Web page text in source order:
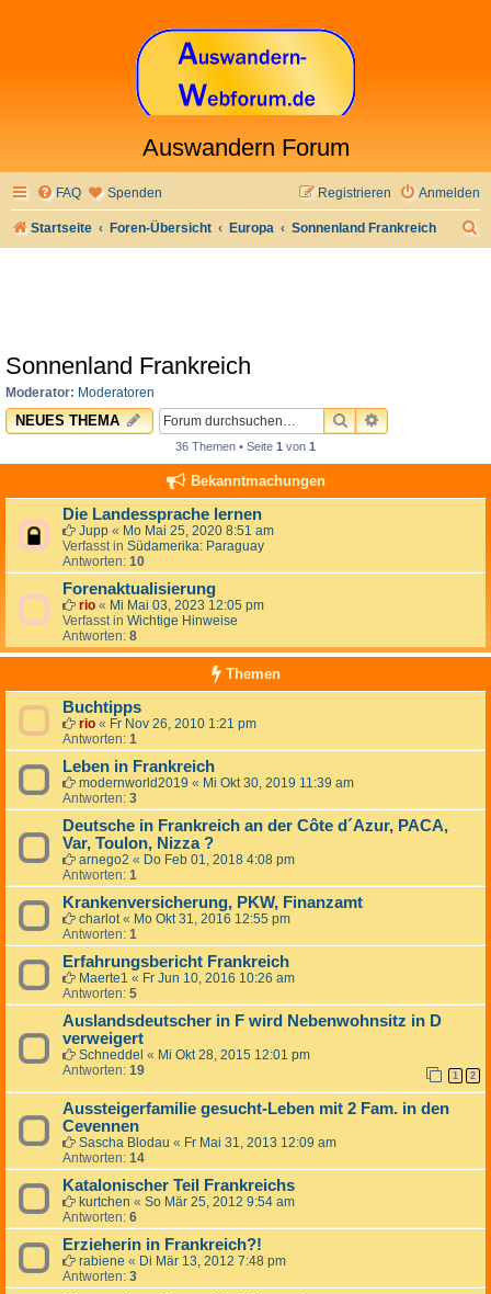
Auswandern Forum
FAQ Spenden Anmelden
Registrieren
Startseite Foren-Übersicht Europa Sonnenland Frankreich
Sonnenland Frankreich
Moderator: Moderatoren
NEUES THEMA SUCHEERWEITERTE
36 Themen • Seite 1 von 1
Bekanntmachungen
Die Landessprache lernen
Jupp « Mo Mai 25, 2020 8:51 am
Verfasst in Südamerika: Paraguay
Antworten: 10
Forenaktualisierung
rio « Mi Mai 03, 2023 12:05 pm
Verfasst in Wichtige Hinweise
Antworten: 8
Themen
Buchtipps
rio « Fr Nov 26, 2010 1:21 pm
Antworten: 1
Leben in Frankreich
modernworld2019 « Mi Okt 30, 2019 11:39 am
Antworten: 3
Deutsche in Frankreich an der Côte d´Azur, PACA,
Var, Toulon, Nizza ?
arnego2 « Do Feb 01, 2018 4:08 pm
Antworten: 1
Krankenversicherung, PKW, Finanzamt
charlot« Mo Okt 31, 2016 12:55 pm
Antworten: 1
Erfahrungsbericht Frankreich
Maerte1 « Fr Jun 10, 2016 10:26 am
Antworten: 5
Auslandsdeutscher in F wird Nebenwohnsitz in D
verweigert
Schneddel « Mi Okt 28, 2015 12:01 pm
Antworten: 19 1 2
Aussteigerfamilie gesucht-Leben mit 2 Fam. in den
Cevennen
Sascha Blodau « Fr Mai 31, 2013 12:09 am
Antworten: 14
Katalonischer Teil Frankreichs
kurtchen « So Mär 25, 2012 9:54 am
Antworten: 6
Erzieherin in Frankreich?!
rabiene « Di Mär 13, 2012 7:48 pm
Antworten: 3